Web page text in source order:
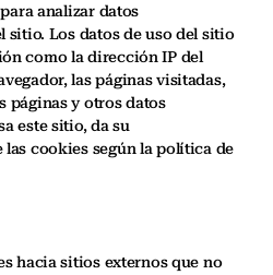
analizar datos
sitio. Los datos de uso del sitio
como la dirección IP del
las páginas visitadas,
páginas y otros datos
este sitio, da su
cookies según la política de
hacia sitios externos que no